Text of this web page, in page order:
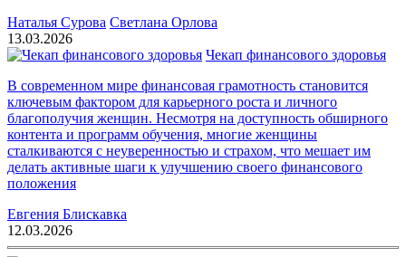
Наталья Сурова Светлана Орлова
13.03.2026
Чекап финансового здоровья
В современном мире финансовая грамотность становится
ключевым фактором для карьерного роста и личного
благополучия женщин. Несмотря на доступность обширного
контента и программ обучения, многие женщины
сталкиваются с неуверенностью и страхом, что мешает им
делать активные шаги к улучшению своего финансового
положения
Евгения Блискавка
12.03.2026